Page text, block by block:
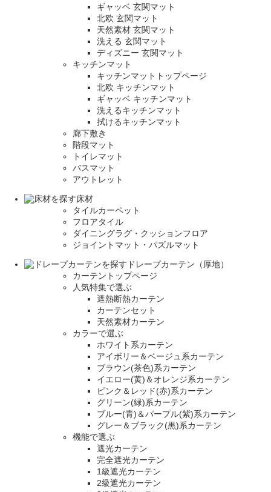
ギャッベ 玄関マット
北欧 玄関マット
天然素材 玄関マット
洗える 玄関マット
ディズニー 玄関マット
キッチンマット
キッチンマットトップページ
北欧 キッチンマット
ギャッベ キッチンマット
洗えるキッチンマット
拭けるキッチンマット
廊下敷き
階段マット
トイレマット
バスマット
アウトレット
床材
タイルカーペット
フロアタイル
ダイニングラグ・クッションフロア
ジョイントマット・パズルマット
ドレープカーテン（厚地）
カーテントップページ
人気特集で選ぶ
遮熱断熱カーテン
カーテンセット
天然素材カーテン
カラーで選ぶ
ホワイト系カーテン
アイボリー＆ベージュ系カーテン
ブラウン(茶色)系カーテン
イエロー(黄)＆オレンジ系カーテン
ピンク＆レッド(赤)系カーテン
グリーン(緑)系カーテン
ブルー(青)＆パープル(紫)系カーテン
グレー＆ブラック(黒)系カーテン
機能で選ぶ
遮光カーテン
完全遮光カーテン
1級遮光カーテン
2級遮光カーテン